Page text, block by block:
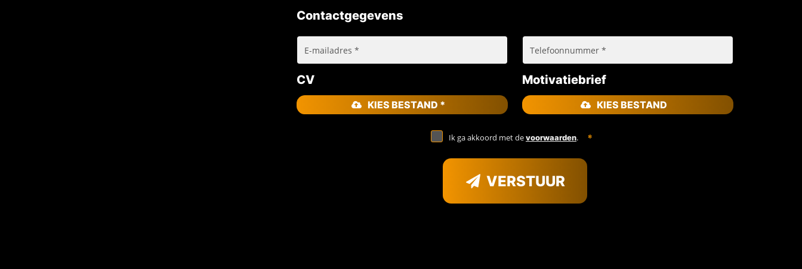
Contactgegevens
CV
KIES BESTAND *
Motivatiebrief
KIES BESTAND
Ik ga akkoord met devoorwaarden.
VERSTUUR